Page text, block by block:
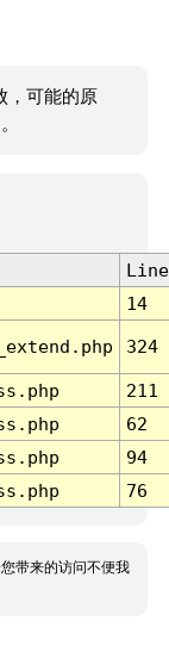
，可能的原
Line
14
324
211
62
94
76
带来的访问不便我